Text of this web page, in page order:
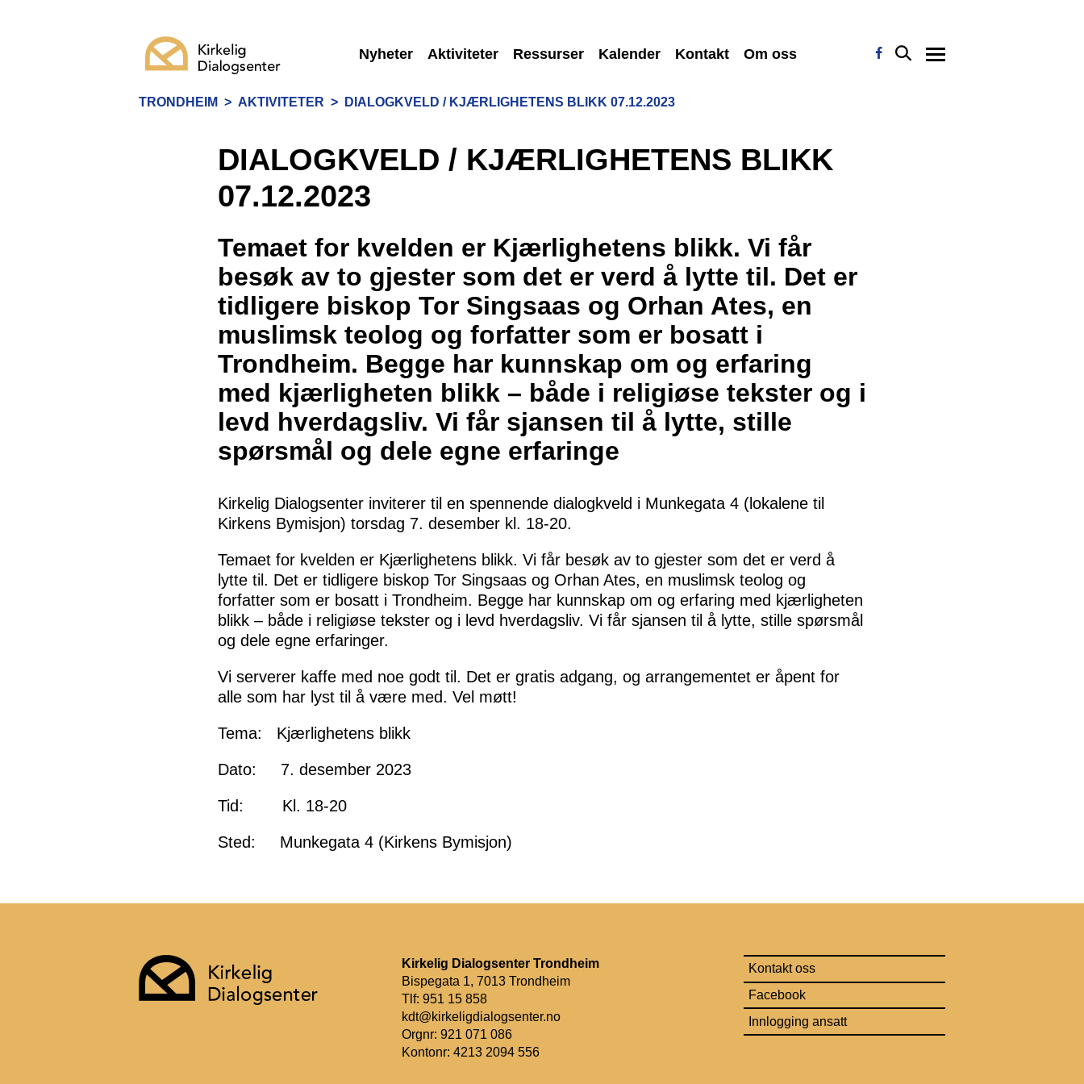
Nyheter Aktiviteter Ressurser Kalender Kontakt Om oss
TRONDHEIM > AKTIVITETER > DIALOGKVELD / KJÆRLIGHETENS BLIKK 07.12.2023
DIALOGKVELD / KJÆRLIGHETENS BLIKK
07.12.2023
Temaet for kvelden er Kjærlighetens blikk. Vi får
besøk av to gjester som det er verd å lytte til. Det er
tidligere biskop Tor Singsaas og Orhan Ates, en
muslimsk teolog og forfatter som er bosatt i
Trondheim. Begge har kunnskap om og erfaring
med kjærligheten blikk – både i religiøse tekster og i
levd hverdagsliv. Vi får sjansen til å lytte, stille
spørsmål og dele egne erfaringe
Kirkelig Dialogsenter inviterer til en spennende dialogkveld i Munkegata 4 (lokalene til
Kirkens Bymisjon) torsdag 7. desember kl. 18-20.
Temaet for kvelden er Kjærlighetens blikk. Vi får besøk av to gjester som det er verd å
lytte til. Det er tidligere biskop Tor Singsaas og Orhan Ates, en muslimsk teolog og
forfatter som er bosatt i Trondheim. Begge har kunnskap om og erfaring med kjærligheten
blikk – både i religiøse tekster og i levd hverdagsliv. Vi får sjansen til å lytte, stille spørsmål
og dele egne erfaringer.
Vi serverer kaffe med noe godt til. Det er gratis adgang, og arrangementet er åpent for
alle som har lyst til å være med. Vel møtt!
Tema: Kjærlighetens blikk
Dato: 7. desember 2023
Tid: Kl. 18-20
Sted: Munkegata 4 (Kirkens Bymisjon)
Kirkelig Dialogsenter Trondheim
Bispegata 1, 7013 Trondheim
Tlf: 951 15 858
kdt@kirkeligdialogsenter.no
Orgnr: 921 071 086
Kontonr: 4213 2094 556
Kontakt oss
Facebook
Innlogging ansatt